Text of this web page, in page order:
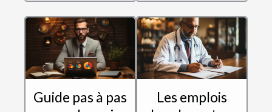
Guide pas à pas
Les emplois